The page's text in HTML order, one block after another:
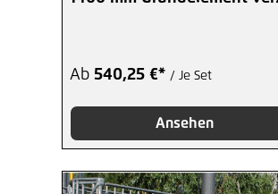
Ab 540,25 €* / Je Set
Ansehen